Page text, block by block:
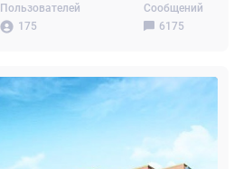
Пользователей
175
Сообщений
6175